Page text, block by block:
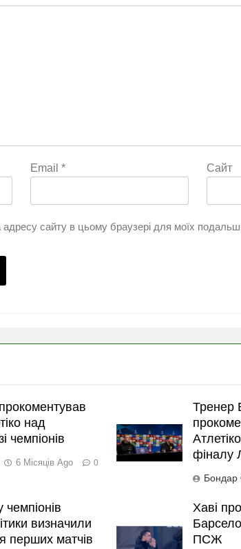
Email * Сайт
сайту в цьому браузері для моїх
над
чемпіонів
6 Місяців Ago 0
Тренер
фіналу
Бондар
чемпіонів
визначили
перших матчів
Хаві
ПСЖ